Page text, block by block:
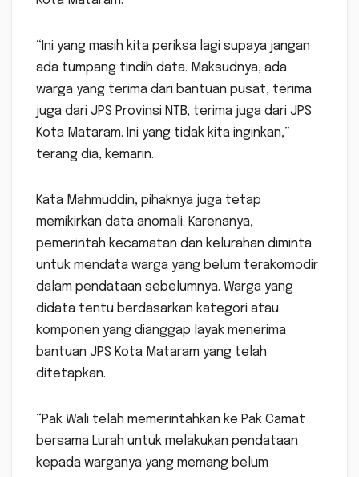
“Ini yang masih kita periksa lagi supaya jangan
ada tumpang tindih data. Maksudnya, ada
warga yang terima dari bantuan pusat, terima
juga dari JPS Provinsi NTB, terima juga dari JPS
Kota Mataram. Ini yang tidak kita inginkan,”
terang dia, kemarin.
Kata Mahmuddin, pihaknya juga tetap
memikirkan data anomali. Karenanya,
pemerintah kecamatan dan kelurahan diminta
untuk mendata warga yang belum terakomodir
dalam pendataan sebelumnya. Warga yang
didata tentu berdasarkan kategori atau
komponen yang dianggap layak menerima
bantuan JPS Kota Mataram yang telah
ditetapkan.
“Pak Wali telah memerintahkan ke Pak Camat
bersama Lurah untuk melakukan pendataan
kepada warganya yang memang belum